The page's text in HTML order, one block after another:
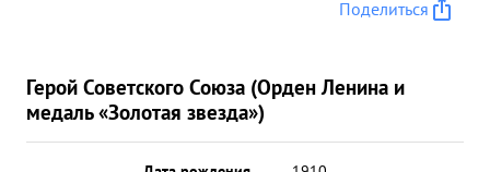
Поделиться
Герой Советского Союза (Орден Ленина и
медаль «Золотая звезда»)